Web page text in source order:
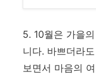
5. 10월은 가을
니다. 바쁘더라
보면서 마음의